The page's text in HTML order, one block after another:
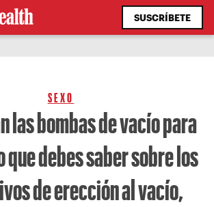
SUSCRÍBETE
SEXO
las bombas de vacío para
que debes saber sobre los
de erección al vacío,